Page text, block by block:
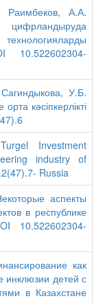
А.А.
10.522602304-
У.Б.
кәсіпкерлікті
Investment
industry of
Russia
аспекты
в республике
10.522602304-
как
инклюзии детей с
в Казахстане